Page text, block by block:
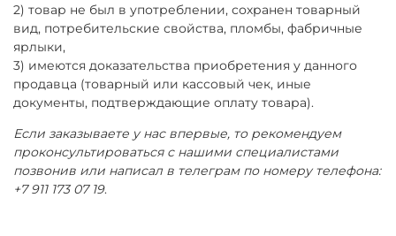
2) товар не был в употреблении, сохранен товарный
вид, потребительские свойства, пломбы, фабричные
ярлыки,
3) имеются доказательства приобретения у данного
продавца (товарный или кассовый чек, иные
документы, подтверждающие оплату товара).
Если заказываете у нас впервые, то рекомендуем
проконсультироваться с нашими специалистами
позвонив или написал в телеграм по номеру телефона:
+7 911 173 07 19.